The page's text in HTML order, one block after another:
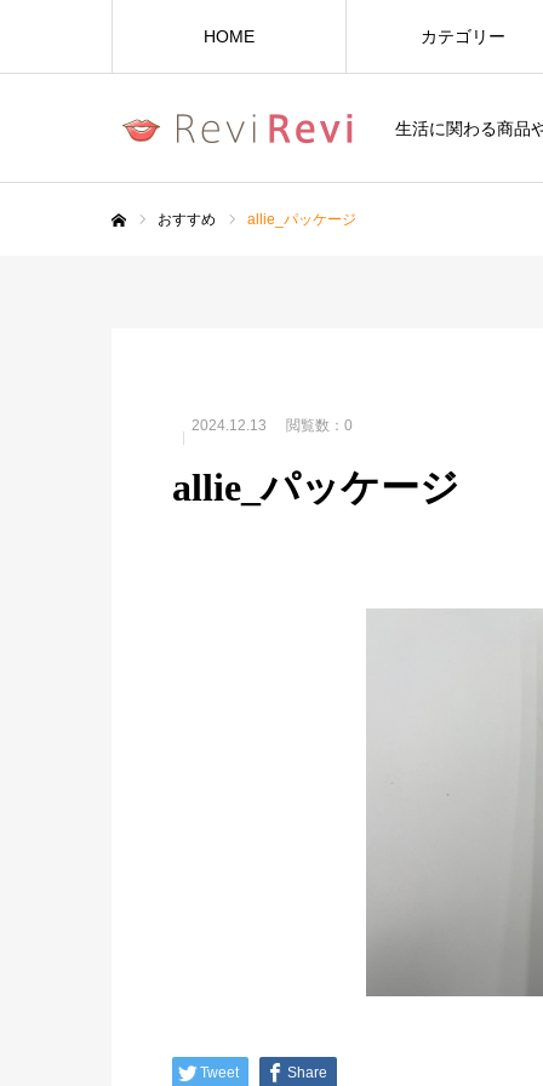
生活に関わる商品
HOME カテゴリー
おすすめ allie_パッケージ
2024.12.13 閲覧数：0
allie_パッケージ
Tweet Share